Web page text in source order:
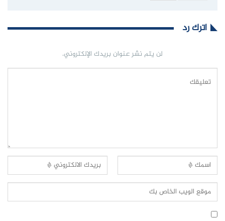
اترك رد
لن يتم نشر عنوان بريدك الإلكتروني.